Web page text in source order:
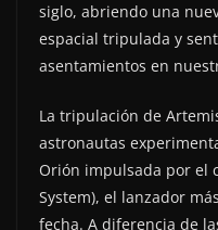
siglo, abriendo una
espacial tripulada y
asentamientos en
La tripulación de
astronautas
Orión impulsada por el
System), el lanzador
fecha. A diferencia de